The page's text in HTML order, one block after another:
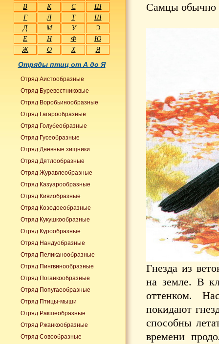
Самцы обычно
Гнезда из
на земле. В
оттенком.
покидают
способны
времени
В
К С
Ш
Г
Л Т
Щ
Д
М У
Э
Е
Н Ф
Ю
Ж
О Х Я
Отряды птиц от А до Я
Отряд Аистообразные
Отряд Буревестниковые
Отряд Воробьинообразные
Отряд Гагарообразные
Отряд Голубеобразные
Отряд Гусеобразные
Отряд Дневные хищники
Отряд Дятлообразные
Отряд Журавлеобразные
Отряд Казуарообразные
Отряд Кивиобразные
Отряд Козодоеобразные
Отряд Кукушкообразные
Отряд Курообразные
Отряд Нандуобразные
Отряд Пеликанообразные
Отряд Пингвинообразные
Отряд Поганкообразные
Отряд Попугаеобразные
Отряд Птицы-мыши
Отряд Ракшеобразные
Отряд Ржанкообразные
Отряд Совообразные